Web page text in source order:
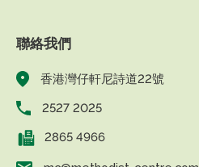
聯絡我們
香港灣仔軒尼詩道22號
2527 2025
2865 4966